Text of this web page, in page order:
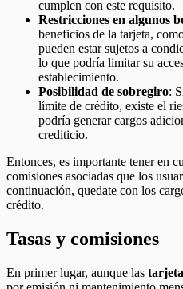
cumplen con este requisito.
Restricciones en algunos
beneficios de la tarjeta,
pueden estar sujetos a
lo que podría limitar su
establecimiento.
Posibilidad de sobregiro:
límite de crédito, existe el
podría generar cargos
crediticio.
Entonces, es importante tener en
comisiones asociadas que los
continuación, quedate con los
crédito.
Tasas y comisiones
En primer lugar, aunque las